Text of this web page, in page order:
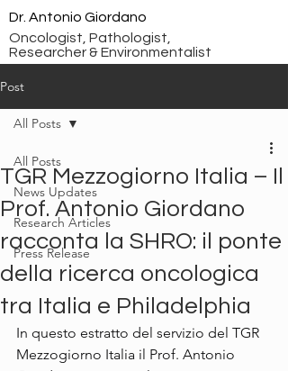
Dr. Antonio Giordano
Oncologist, Pathologist,
Researcher & Environmentalist
Post
All Posts
News Updates
Research Articles
Press Release
All Posts
TGR Mezzogiorno Italia – Il
Prof. Antonio Giordano
racconta la SHRO: il ponte
della ricerca oncologica
tra Italia e Philadelphia
In questo estratto del servizio del TGR
Mezzogiorno Italia il Prof. Antonio